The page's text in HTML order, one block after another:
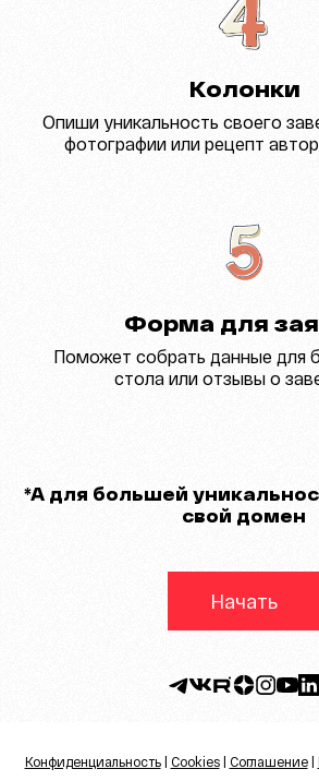
Колонки
Опиши уникальность своего
фотографии или рецепт
Форма для
Поможет собрать данные для
стола или отзывы о
*A для большей
свой домен
Начать
Конфиденциальность Cookies Соглашение